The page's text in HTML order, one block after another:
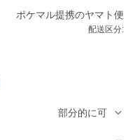
ポケマル提携のヤマト便
配送区分:
部分的に可